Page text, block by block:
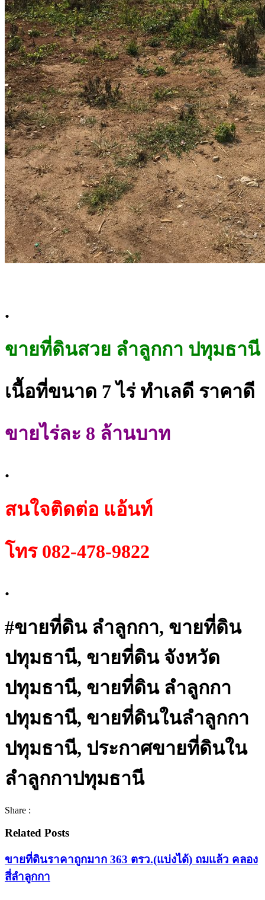
.
ขายที่ดินสวย ลำลูกกา ปทุมธานี
เนื้อที่ขนาด 7 ไร่ ทำเลดี ราคาดี
ขายไร่ละ 8 ล้านบาท
.
สนใจติดต่อ แอ้นท์
โทร 082-478-9822
.
#ขายที่ดิน ลำลูกกา, ขายที่ดิน
ปทุมธานี, ขายที่ดิน จังหวัด
ปทุมธานี, ขายที่ดิน ลำลูกกา
ปทุมธานี, ขายที่ดินในลำลูกกา
ปทุมธานี, ประกาศขายที่ดินใน
ลำลูกกาปทุมธานี
Share :
Related Posts
ขายที่ดินราคาถูกมาก 363 ตรว.(แบ่งได้) ถมแล้ว คลอง
สี่ลำลูกกา